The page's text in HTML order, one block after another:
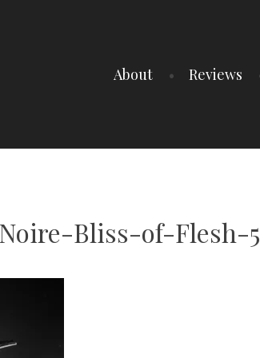
About Reviews
Bliss-of-Flesh-5